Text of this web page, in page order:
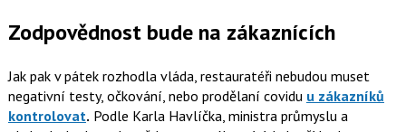
Zodpovědnost bude na zákaznících
Jak pak v pátek rozhodla vláda, restauratéři nebudou muset
negativní testy, očkování, nebo prodělaní covidu u zákazníků
kontrolovat. Podle Karla Havlíčka, ministra průmyslu a